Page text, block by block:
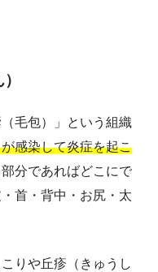
毛包）」という組織
感染して炎症を起こ
分であればどこにで
首・背中・お尻・太
りや丘疹（きゅうし